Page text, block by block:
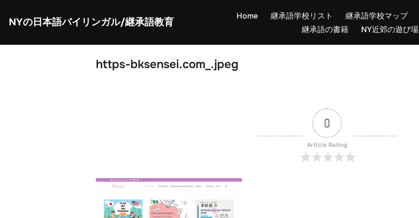
content
NYの日本語バイリンガル/継承語教育
Home 継承語学校リスト 継承語学校マップ
継承語の書籍
NY近郊の遊び場
https-bksensei.com_.jpeg
0
Article Rating